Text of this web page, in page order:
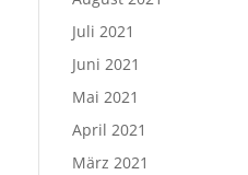
Juli 2021
Juni 2021
Mai 2021
April 2021
März 2021